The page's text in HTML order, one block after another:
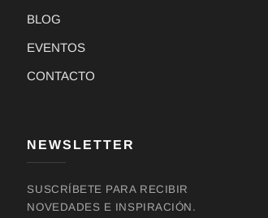
BLOG
EVENTOS
CONTACTO
NEWSLETTER
SUSCRÍBETE PARA RECIBIR
NOVEDADES E INSPIRACIÓN.